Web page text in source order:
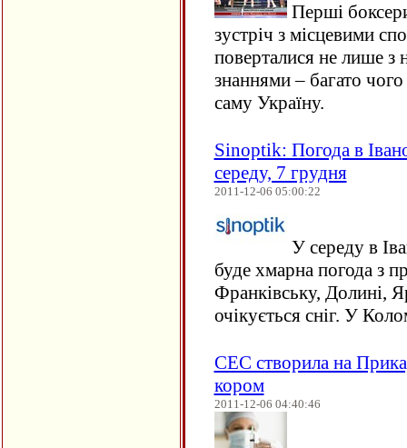
Перші
зустріч з місцевими
поверталися не лише з
знаннями – багато
саму Україну.
Sinoptik: Погода в
середу, 7 грудня
2011-12-06 05:00:22
У середу в
буде хмарна погода з
Франківську, Долині,
очікується сніг. У
СЕС створила на
кором
2011-12-06 04:40:46